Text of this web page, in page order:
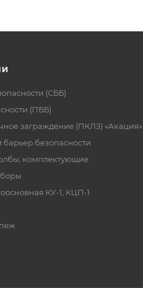
(СББ)
(ПББ)
заграждение (ПКЛЗ) «Акация»
безопасности
комплектующие
КУ-1, КЦП-1